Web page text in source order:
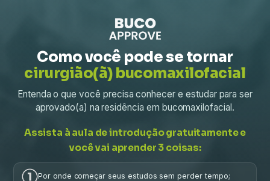
Como você pode se tornar
cirurgião(ã) bucomaxilofacial
Entenda o que você precisa conhecer e estudar para ser
aprovado(a) na residência em bucomaxilofacial.
Assista à aula de introdução gratuitamente e
você vai aprender 3 coisas:
Por onde começar seus estudos sem perder tempo;